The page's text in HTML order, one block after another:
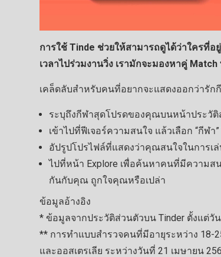
การใช้ Tinde ช่วยให้สามารถดูได้ว่าใครที่อ
เวลาไปร่วมงานวิ่ง เรามักจะมองหาคู่
เคล็ดลับสำหรับคนที่อยากจะแสดงออกว่ารัก
ระบุถึงกีฬาสุดโปรดของคุณบนหน้าประวัติ
เข้าไปที่ฟีเจอร์ความสนใจ แล้วเลือก “กีฬ
อัปรูปโปรไฟล์ที่แสดงว่าคุณสนใจในการเ
ไปที่หน้า Explore เพื่อค้นหาคนที่มีความสน
กันกับคุณ ถูกใจคุณหรือเปล่า
ข้อมูลอ้างอิง
* ข้อมูลจากประวัติส่วนตัวบน Tinder ตั้งแต่
** การทำแบบสำรวจคนที่มีอายุระหว่าง 18-
และออสเตรเลีย ระหว่างวันที่ 21 เมษายน